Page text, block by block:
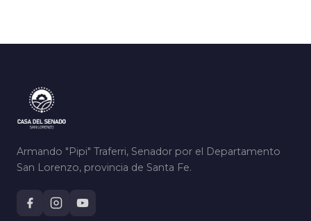
Armando "Pipi" Traferri, Senador por el Departamento
San Lorenzo, provincia de Santa Fe.